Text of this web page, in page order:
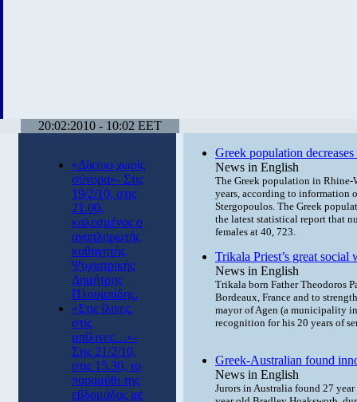
20:02:2010 - 10:02 EET
«Δίκτυο χωρίς
σύνορα»- Στις
19/2/10, στις
21.00,
καλεσμένος ο
αναπληρωτής
καθηγητής
Ψυχιατρικής
Δημήτρης
Πλουμπίδης.
«Στις ίλινες,
στις
μπίλινες…»-
Στις 21/2/10,
στις 15.30, το
παραμύθι της
εβδομάδας με
Greek population
News in English
The Greek population in Rhine-
years, according to information
Stergopoulos. The Greek
the latest statistical report that
females at 40, 723.
Trikala Priest’s great
News in English
Trikala born Father Theodoros
Bordeaux, France and to
mayor of Agen (a municipality
recognition for his 20 years of
Greek-Australian found
News in English
Jurors in Australia found 27